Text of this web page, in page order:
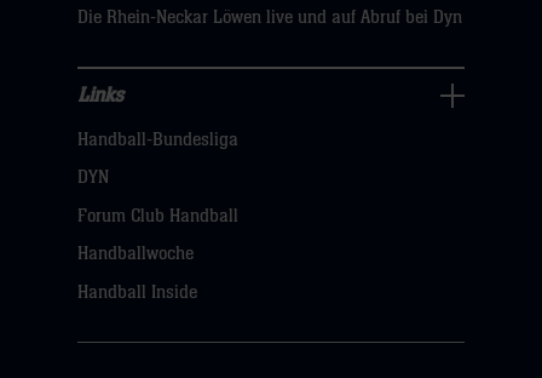
Die Rhein-Neckar Löwen live und auf Abruf bei Dyn
Navigation
öffnen,
dann
klicken
Links
Handball-Bundesliga
DYN
Forum Club Handball
Handballwoche
Handball Inside